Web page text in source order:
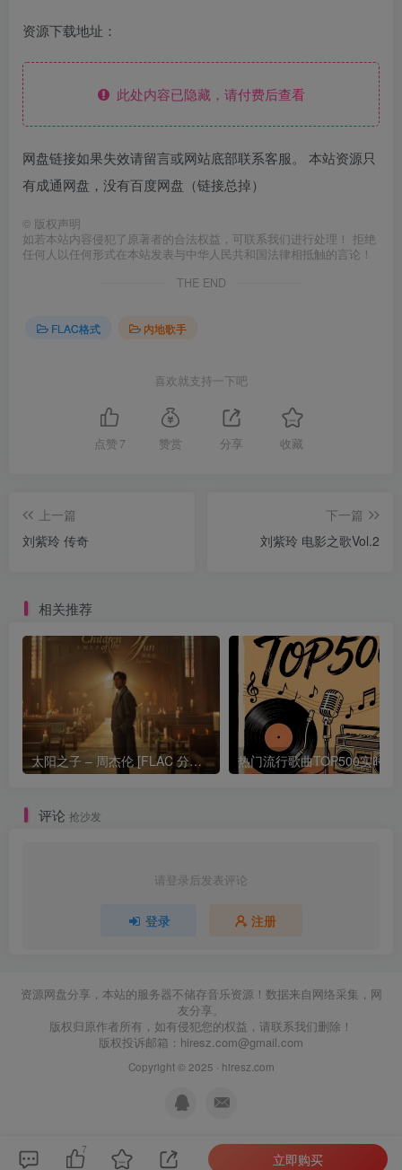
资源下载地址：
此处内容已隐藏，请付费后查看
网盘链接如果失效请留言或网站底部联系客服。 本站资源只
有成通网盘，没有百度网盘（链接总掉）
© 版权声明
如若本站内容侵犯了原著者的合法权益，可联系我们进行处理！ 拒绝
任何人以任何形式在本站发表与中华人民共和国法律相抵触的言论！
THE END
FLAC格式 内地歌手
喜欢就支持一下吧
点赞 7 赞赏 分享 收藏
上一篇
刘紫玲 传奇
下一篇
刘紫玲 电影之歌Vol.2
相关推荐
太阳之子 – 周杰伦 [FLAC 分轨 192Khz 24bit]
评论 抢沙发
请登录后发表评论
登录 注册
资源网盘分享，本站的服务器不储存音乐资源！数据来自网络采集，网
友分享。
版权归原作者所有，如有侵犯您的权益，请联系我们删除！
版权投诉邮箱： hiresz.com@gmail.com
Copyright © 2025 · hiresz.com
7
立即购买